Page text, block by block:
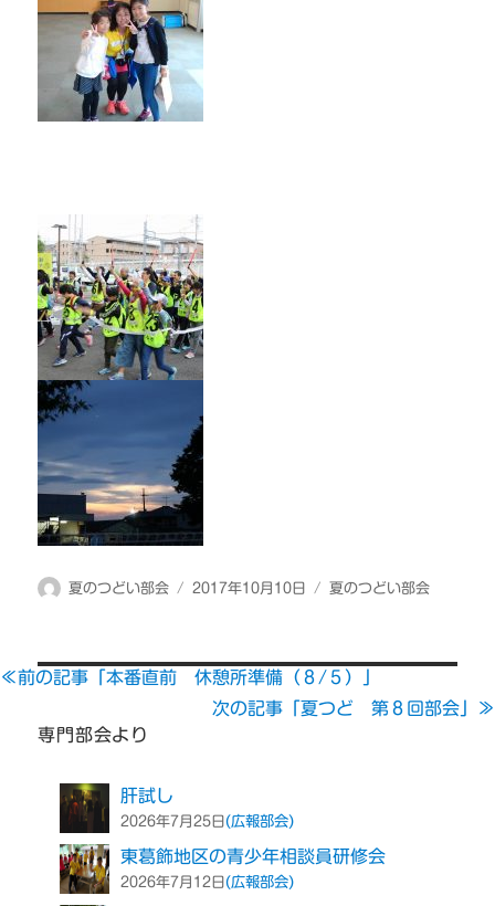
投
夏のつどい部会
投
2017年10月10日
カ
ー
夏のつどい部会
≪前の記事「本番直前 休憩所準備（８/５）」
次の記事「夏つど 第８回部会」≫
専門部会より
肝試し
2026年7月25日(広報部会)
東葛飾地区の青少年相談員研修会
2026年7月12日(広報部会)